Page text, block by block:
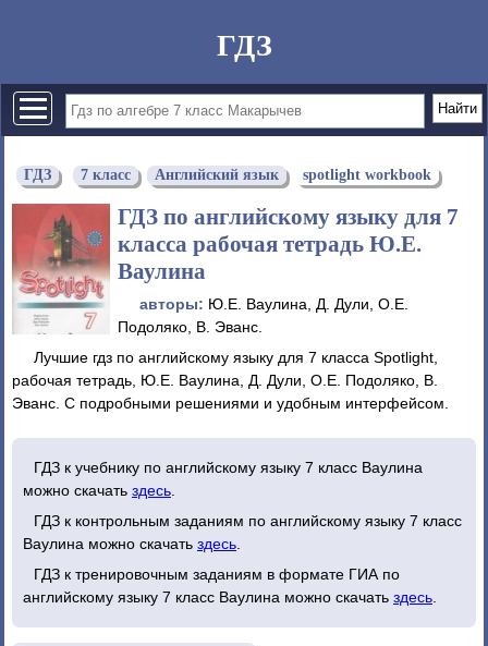
ГДЗ
ГДЗ 7 класс Английский язык spotlight workbook
ГДЗ по английскому языку для 7
класса рабочая тетрадь Ю.Е.
Ваулина
авторы: Ю.Е. Ваулина, Д. Дули, О.Е.
Подоляко, В. Эванс.
Лучшие гдз по английскому языку для 7 класса Spotlight,
рабочая тетрадь, Ю.Е. Ваулина, Д. Дули, О.Е. Подоляко, В.
Эванс. С подробными решениями и удобным интерфейсом.
ГДЗ к учебнику по английскому языку 7 класс Ваулина
можно скачать здесь.
ГДЗ к контрольным заданиям по английскому языку 7 класс
Ваулина можно скачать здесь.
ГДЗ к тренировочным заданиям в формате ГИА по
английскому языку 7 класс Ваулина можно скачать здесь.